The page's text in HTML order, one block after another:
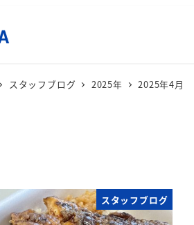
スタッフブログ 2025年 2025年4月
スタッフブログ